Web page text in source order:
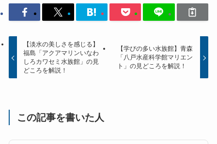
【淡水の美しさを感じる】
福島「アクアマリンいなわ
しろカワセミ水族館」の見
どころを解説！
【学びの多い水族館】青森
「八戸水産科学館マリエン
ト」の見どころを解説！
この記事を書いた人